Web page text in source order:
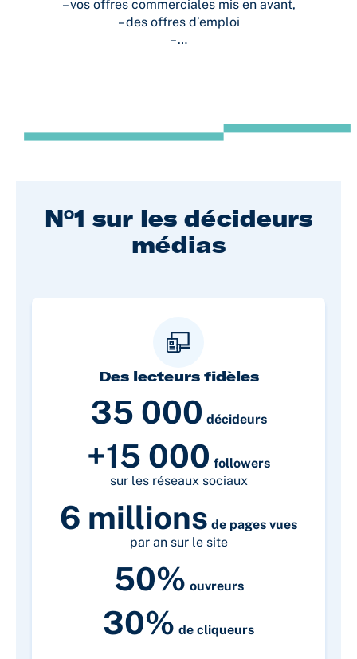
– vos offres commerciales mis en avant,
– des offres d’emploi
– …
N°1 sur les décideurs
médias
Des lecteurs fidèles
35 000 décideurs
+15 000 followers
sur les réseaux sociaux
6 millions de pages vues
par an sur le site
50% ouvreurs
30% de cliqueurs